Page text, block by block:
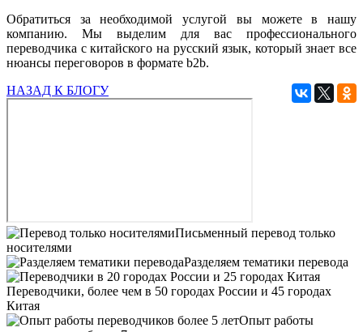
Обратиться за необходимой услугой вы можете в нашу
компанию. Мы выделим для вас профессионального
переводчика с китайского на русский язык, который знает все
нюансы переговоров в формате b2b.
НАЗАД К БЛОГУ
Письменный перевод только
носителями
Разделяем тематики перевода
Переводчики, более чем в 50 городах России и 45 городах
Китая
Опыт работы